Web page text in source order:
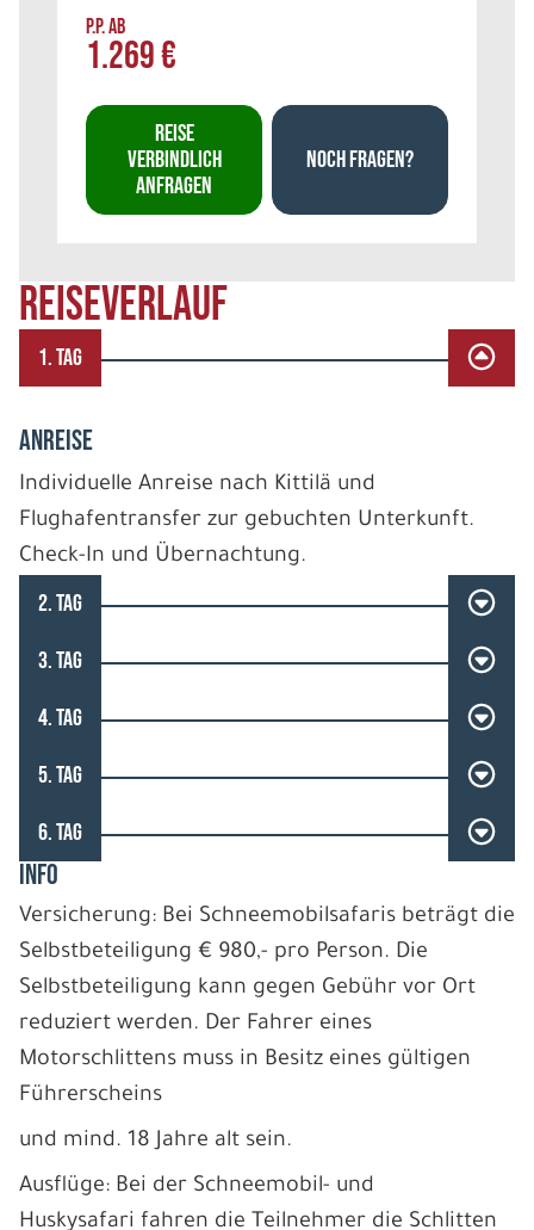
REISEVERLAUF
1. TAG
ANREISE
Individuelle Anreise nach Kittilä und
Flughafentransfer zur gebuchten Unterkunft.
Check-In und Übernachtung.
2. TAG
3. TAG
4. TAG
5. TAG
6. TAG
INFO
Versicherung: Bei Schneemobilsafaris beträgt die
Selbstbeteiligung € 980,- pro Person. Die
Selbstbeteiligung kann gegen Gebühr vor Ort
reduziert werden. Der Fahrer eines
Motorschlittens muss in Besitz eines gültigen
Führerscheins
und mind. 18 Jahre alt sein.
Ausflüge: Bei der Schneemobil- und
Huskysafari fahren die Teilnehmer die Schlitten
P.P. AB
1.269 €
REISE
VERBINDLICH
ANFRAGEN
NOCH FRAGEN?